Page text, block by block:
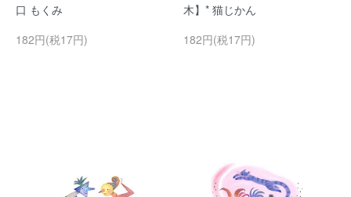
口 もくみ
182円(税17円)
木】* 猫じかん
182円(税17円)